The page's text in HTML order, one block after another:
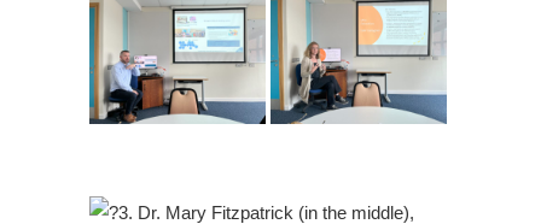
3. Dr. Mary Fitzpatrick (in the middle),